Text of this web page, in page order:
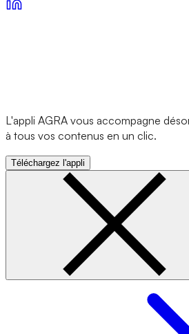
L'appli AGRA vous accompagne
à tous vos contenus en un clic.
Téléchargez l'appli